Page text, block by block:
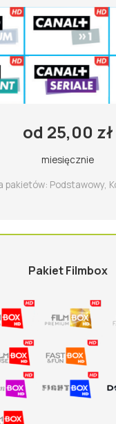
od 25,00 zł
miesięcznie
pakietów: Podstawowy,
Pakiet Filmbox